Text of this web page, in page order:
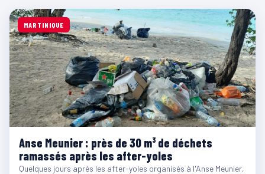
MARTINIQUE
Anse Meunier : près de 30 m³ de déchets
ramassés après les after-yoles
Quelques jours après les after-yoles organisés à l'Anse Meunier,